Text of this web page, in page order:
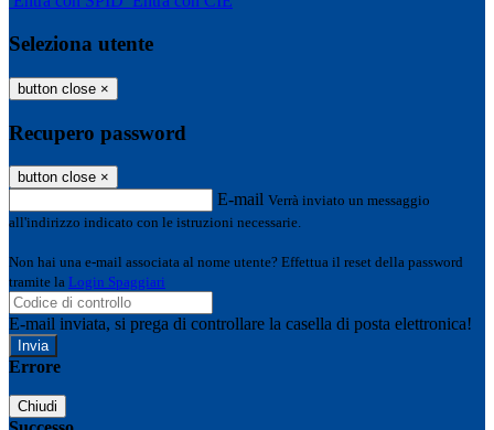
Seleziona utente
button close ×
Recupero password
button close ×
E-mail Verrà inviato un messaggio
all'indirizzo indicato con le istruzioni necessarie.
Non hai una e-mail associata al nome utente? Effettua il reset della password
tramite la Login Spaggiari
E-mail inviata, si prega di controllare la casella di posta elettronica!
Errore
Chiudi